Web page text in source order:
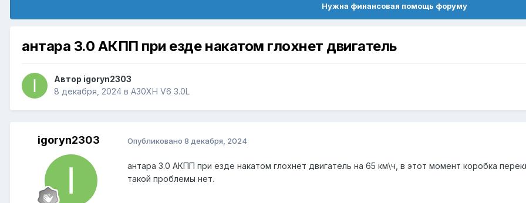
Нужна финансовая помощь форуму
антара 3.0 АКПП при езде накатом глохнет двигатель
Автор igoryn2303
8 декабря, 2024 в A30XH V6 3.0L
igoryn2303 Опубликовано 8 декабря, 2024
антара 3.0 АКПП при езде накатом глохнет двигатель на 65 км\ч, в этот момент коробка
такой проблемы нет.